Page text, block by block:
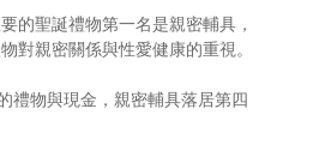
的聖誕禮物第一名是親密輔具，
對親密關係與性愛健康的重視。
禮物與現金，親密輔具落居第四